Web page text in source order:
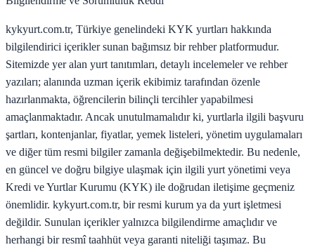
kykyurt.com.tr, Türkiye genelindeki KYK yurtları hakkında
bilgilendirici içerikler sunan bağımsız bir rehber platformudur.
Sitemizde yer alan yurt tanıtımları, detaylı incelemeler ve rehber
yazıları; alanında uzman içerik ekibimiz tarafından özenle
hazırlanmakta, öğrencilerin bilinçli tercihler yapabilmesi
amaçlanmaktadır. Ancak unutulmamalıdır ki, yurtlarla ilgili başvuru
şartları, kontenjanlar, fiyatlar, yemek listeleri, yönetim uygulamaları
ve diğer tüm resmi bilgiler zamanla değişebilmektedir. Bu nedenle,
en güncel ve doğru bilgiye ulaşmak için ilgili yurt yönetimi veya
Kredi ve Yurtlar Kurumu (KYK) ile doğrudan iletişime geçmeniz
önemlidir. kykyurt.com.tr, bir resmi kurum ya da yurt işletmesi
değildir. Sunulan içerikler yalnızca bilgilendirme amaçlıdır ve
herhangi bir resmî taahhüt veya garanti niteliği taşımaz. Bu